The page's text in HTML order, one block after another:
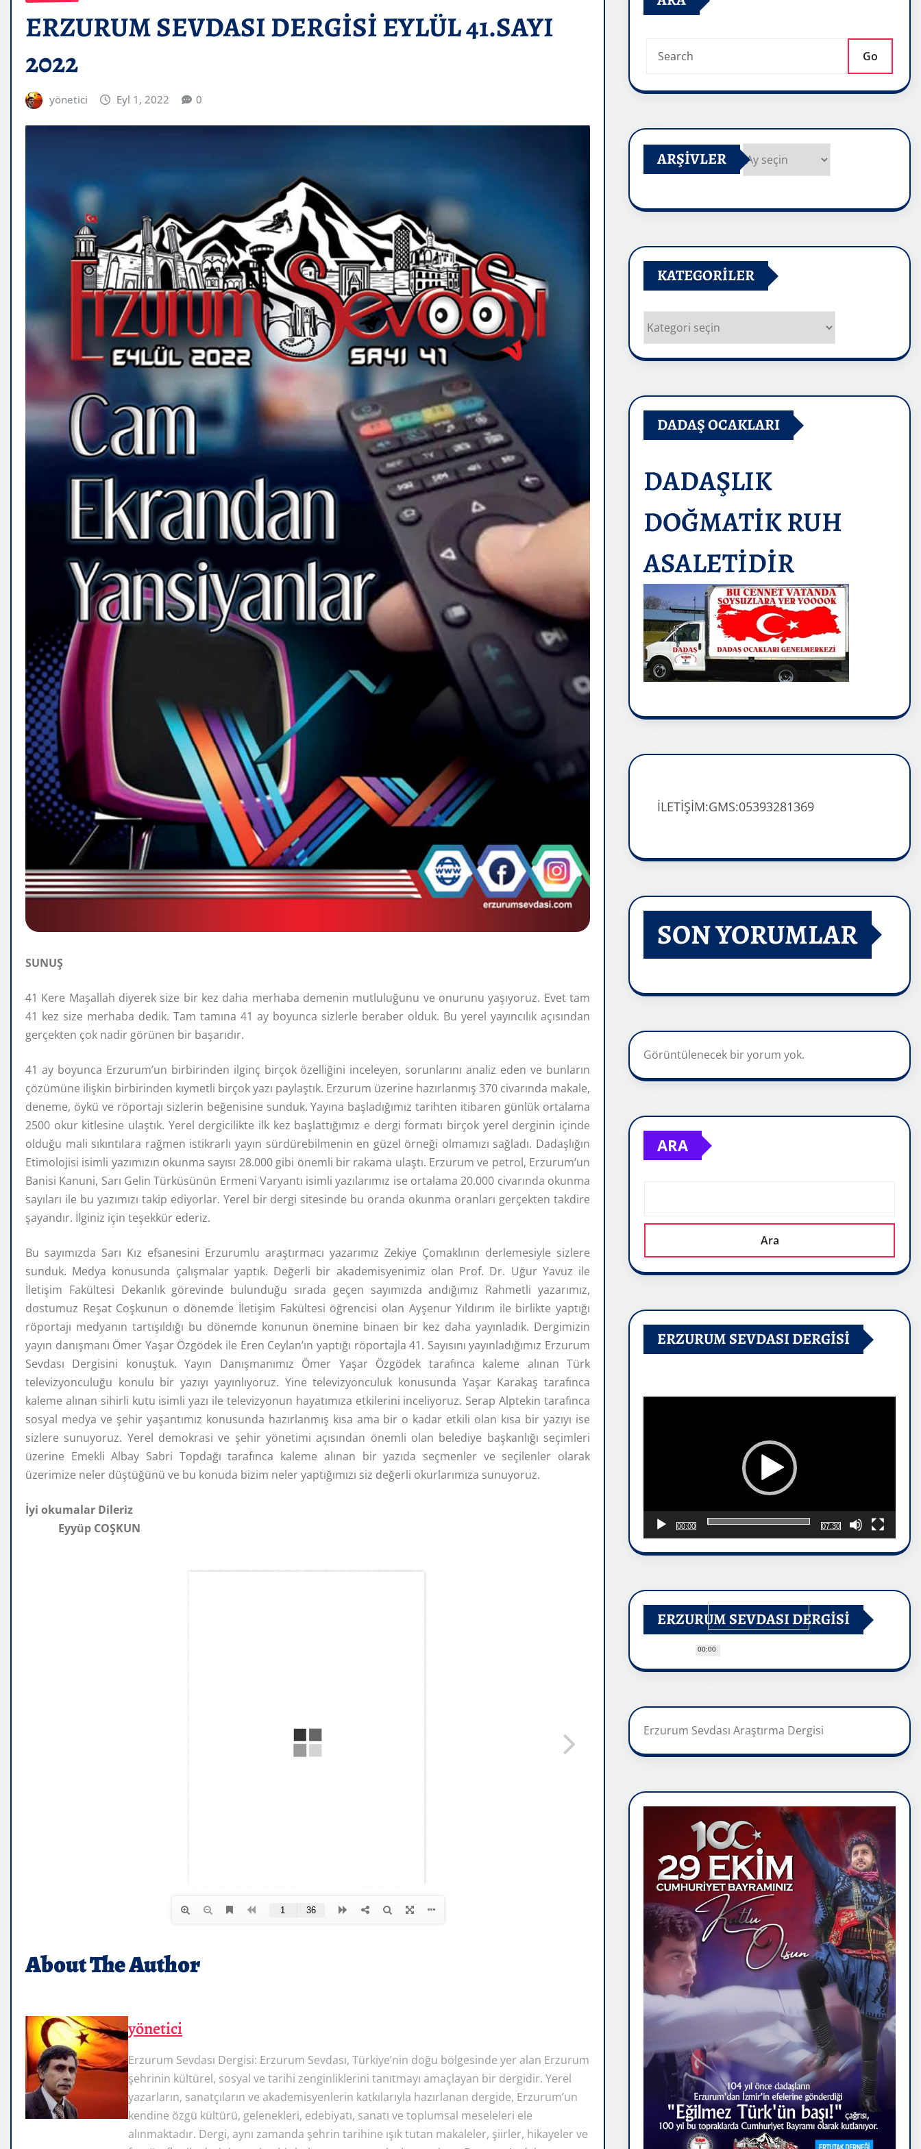
ERZURUM SEVDASI DERGİSİ EYLÜL 41.SAYI
2022
yönetici Eyl 1, 2022 0
SUNUŞ
41 Kere Maşallah diyerek size bir kez daha merhaba demenin mutluluğunu ve onurunu yaşıyoruz. Evet tam
41 kez size merhaba dedik. Tam tamına 41 ay boyunca sizlerle beraber olduk. Bu yerel yayıncılık açısından
gerçekten çok nadir görünen bir başarıdır.
41 ay boyunca Erzurum’un birbirinden ilginç birçok özelliğini inceleyen, sorunlarını analiz eden ve bunların
çözümüne ilişkin birbirinden kıymetli birçok yazı paylaştık. Erzurum üzerine hazırlanmış 370 civarında makale,
deneme, öykü ve röportajı sizlerin beğenisine sunduk. Yayına başladığımız tarihten itibaren günlük ortalama
2500 okur kitlesine ulaştık. Yerel dergicilikte ilk kez başlattığımız e dergi formatı birçok yerel derginin içinde
olduğu mali sıkıntılara rağmen istikrarlı yayın sürdürebilmenin en güzel örneği olmamızı sağladı. Dadaşlığın
Etimolojisi isimli yazımızın okunma sayısı 28.000 gibi önemli bir rakama ulaştı. Erzurum ve petrol, Erzurum’un
Banisi Kanuni, Sarı Gelin Türküsünün Ermeni Varyantı isimli yazılarımız ise ortalama 20.000 civarında okunma
sayıları ile bu yazımızı takip ediyorlar. Yerel bir dergi sitesinde bu oranda okunma oranları gerçekten takdire
şayandır. İlginiz için teşekkür ederiz.
Bu sayımızda Sarı Kız efsanesini Erzurumlu araştırmacı yazarımız Zekiye Çomaklının derlemesiyle sizlere
sunduk. Medya konusunda çalışmalar yaptık. Değerli bir akademisyenimiz olan Prof. Dr. Uğur Yavuz ile
İletişim Fakültesi Dekanlık görevinde bulunduğu sırada geçen sayımızda andığımız Rahmetli yazarımız,
dostumuz Reşat Coşkunun o dönemde İletişim Fakültesi öğrencisi olan Ayşenur Yıldırım ile birlikte yaptığı
röportajı medyanın tartışıldığı bu dönemde konunun önemine binaen bir kez daha yayınladık. Dergimizin
yayın danışmanı Ömer Yaşar Özgödek ile Eren Ceylan’ın yaptığı röportajla 41. Sayısını yayınladığımız Erzurum
Sevdası Dergisini konuştuk. Yayın Danışmanımız Ömer Yaşar Özgödek tarafınca kaleme alınan Türk
televizyonculuğu konulu bir yazıyı yayınlıyoruz. Yine televizyonculuk konusunda Yaşar Karakaş tarafınca
kaleme alınan sihirli kutu isimli yazı ile televizyonun hayatımıza etkilerini inceliyoruz. Serap Alptekin tarafınca
sosyal medya ve şehir yaşantımız konusunda hazırlanmış kısa ama bir o kadar etkili olan kısa bir yazıyı ise
sizlere sunuyoruz. Yerel demokrasi ve şehir yönetimi açısından önemli olan belediye başkanlığı seçimleri
üzerine Emekli Albay Sabri Topdağı tarafınca kaleme alınan bir yazıda seçmenler ve seçilenler olarak
üzerimize neler düştüğünü ve bu konuda bizim neler yaptığımızı siz değerli okurlarımıza sunuyoruz.
İyi okumalar Dileriz
Eyyüp COŞKUN
About The Author
yönetici
Erzurum Sevdası Dergisi: Erzurum Sevdası, Türkiye’nin doğu bölgesinde yer alan Erzurum
şehrinin kültürel, sosyal ve tarihi zenginliklerini tanıtmayı amaçlayan bir dergidir. Yerel
yazarların, sanatçıların ve akademisyenlerin katkılarıyla hazırlanan dergide, Erzurum’un
kendine özgü kültürü, gelenekleri, edebiyatı, sanatı ve toplumsal meseleleri ele
alınmaktadır. Dergi, aynı zamanda şehrin tarihine ışık tutan makaleler, şiirler, hikayeler ve
Go
ARŞIVLER
KATEGORILER
Kategoriler
DADAŞ OCAKLARI
DADAŞLIK
DOĞMATİK RUH
ASALETİDİR
İLETİŞİM:GMS:05393281369
SON YORUMLAR
Görüntülenecek bir yorum yok.
ARA
Ara
ERZURUM SEVDASI DERGİSİ
00:00
00:00
07:30
ERZURUM SEVDASI DERGİSİ
Erzurum Sevdası Araştırma Dergisi